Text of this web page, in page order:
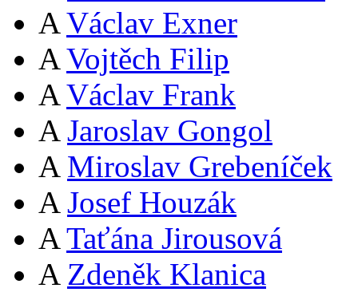
A Václav Exner
A Vojtěch Filip
A Václav Frank
A Jaroslav Gongol
A Miroslav Grebeníček
A Josef Houzák
A Taťána Jirousová
A Zdeněk Klanica